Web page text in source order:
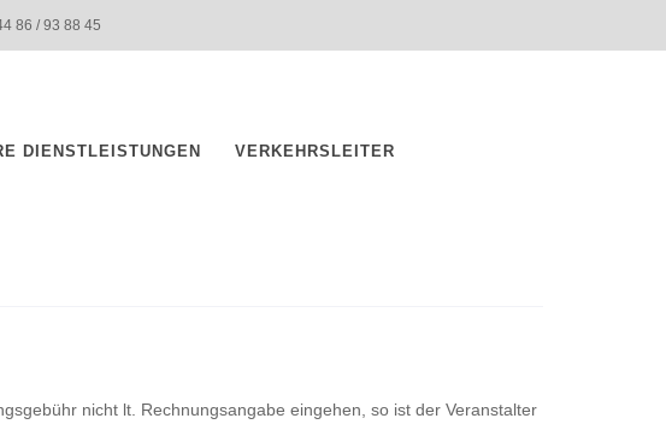
86 / 93 88 45
DIENSTLEISTUNGEN VERKEHRSLEITER
nicht lt. Rechnungsangabe eingehen, so ist der Veranstalter